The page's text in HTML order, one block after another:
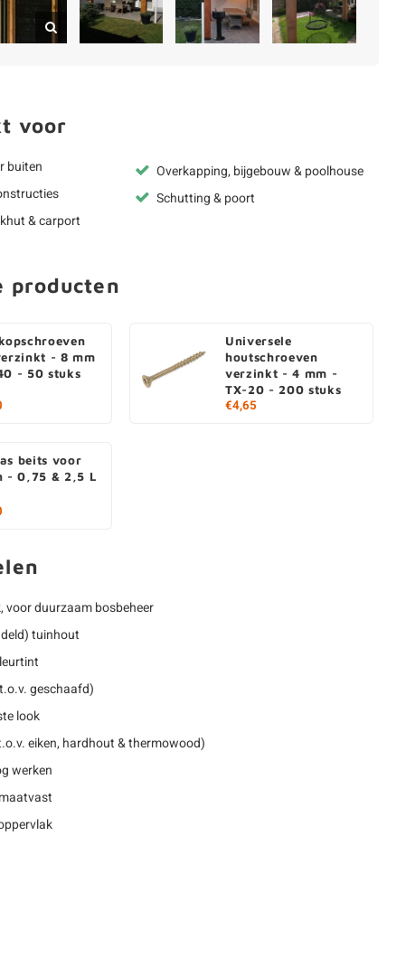
voor
buiten
& carport
Overkapping, bijgebouw & poolhouse
Schutting & poort
producten
- 8 mm
- 50 stuks
Universele
houtschroeven
verzinkt - 4 mm -
TX-20 - 200 stuks
€4,65
beits voor
- 0,75 & 2,5 L
voor duurzaam bosbeheer
tuinhout
geschaafd)
look
eiken, hardhout & thermowood)
werken